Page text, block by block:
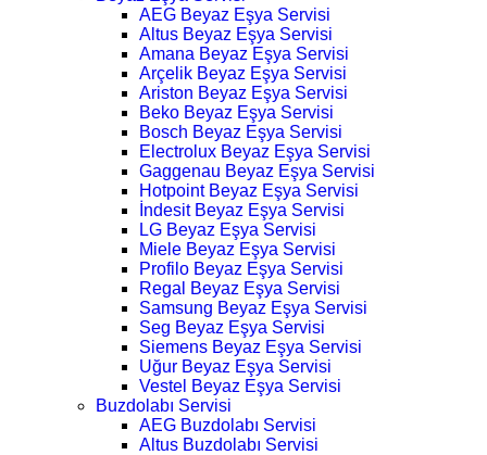
AEG Beyaz Eşya Servisi
Altus Beyaz Eşya Servisi
Amana Beyaz Eşya Servisi
Arçelik Beyaz Eşya Servisi
Ariston Beyaz Eşya Servisi
Beko Beyaz Eşya Servisi
Bosch Beyaz Eşya Servisi
Electrolux Beyaz Eşya Servisi
Gaggenau Beyaz Eşya Servisi
Hotpoint Beyaz Eşya Servisi
İndesit Beyaz Eşya Servisi
LG Beyaz Eşya Servisi
Miele Beyaz Eşya Servisi
Profilo Beyaz Eşya Servisi
Regal Beyaz Eşya Servisi
Samsung Beyaz Eşya Servisi
Seg Beyaz Eşya Servisi
Siemens Beyaz Eşya Servisi
Uğur Beyaz Eşya Servisi
Vestel Beyaz Eşya Servisi
Buzdolabı Servisi
AEG Buzdolabı Servisi
Altus Buzdolabı Servisi